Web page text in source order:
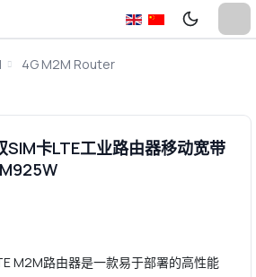
4G M2M Router
SIM卡LTE工业路由器移动宽带
M2M路由器是一款易于部署的高性能